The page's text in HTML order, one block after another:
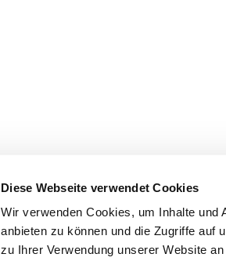
Diese Webseite verwendet Cookies
Wir verwenden Cookies, um Inhalte und
anbieten zu können und die Zugriffe auf
zu Ihrer Verwendung unserer Website